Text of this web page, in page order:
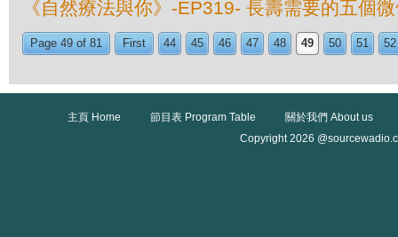
《自然療法與你》-EP319- 長壽需要的五個
Page 49 of 81 First 44 45 46 47 48 49 50 51 52
主頁 Home 節目表 Program Table
關於我們 About us
Copyright 2026